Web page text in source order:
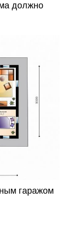
должно
гаражом